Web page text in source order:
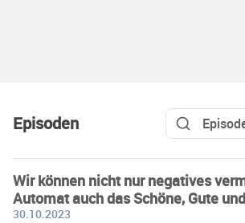
Episoden
Wir können nicht nur negatives
Automat auch das Schöne, Gute
30.10.2023